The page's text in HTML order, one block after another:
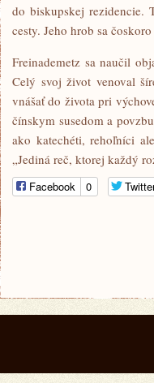
do biskupskej rezidencie.
cesty. Jeho hrob sa
Freinademetz sa naučil
Celý svoj život venoval
vnášať do života pri
čínskym susedom a
ako katechéti, rehoľníci
„Jediná reč, ktorej každý
Facebook 0